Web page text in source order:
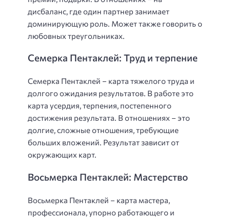
дисбаланс, где один партнер занимает
доминирующую роль. Может также говорить о
любовных треугольниках.
Семерка Пентаклей: Труд и терпение
Семерка Пентаклей – карта тяжелого труда и
долгого ожидания результатов. В работе это
карта усердия, терпения, постепенного
достижения результата. В отношениях – это
долгие, сложные отношения, требующие
больших вложений. Результат зависит от
окружающих карт.
Восьмерка Пентаклей: Мастерство
Восьмерка Пентаклей – карта мастера,
профессионала, упорно работающего и